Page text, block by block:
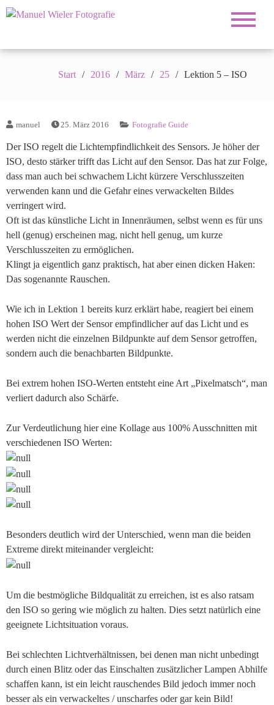
Fotografie
Fotograf für Hochzeiten, Familie, Portrait und
Start 2016 März 25 Lektion 5 – ISO
manuel 25. März 2016 Fotografie Guide
Der ISO regelt die Lichtempfindlichkeit des Sensors. Je höher der
ISO, desto stärker trifft das Licht auf den Sensor. Das hat zur Folge,
dass man auch bei schwachem Licht kürzere Verschlusszeiten
verwenden kann und die Gefahr eines verwackelten Bildes
verringert wird.
Oft ist das künstliche Licht in Innenräumen, selbst wenn es für uns
hell (genug) erscheinen mag, nicht hell genug, um kurze
Verschlusszeiten zu ermöglichen.
Klingt ja eigentlich ganz praktisch, hat aber einen dicken Haken:
Das sogenannte Rauschen.
Wie ich in Lektion 1 bereits kurz erklärt habe, reagiert bei einem
hohen ISO Wert der Sensor empfindlicher auf das Licht und es
werden nicht die einzelnen Bildpunkte auf dem Sensor getroffen,
sondern auch die benachbarten Bildpunkte.
Bei extrem hohen ISO-Werten entsteht eine Art „Pixelmatsch“, man
verliert dadurch also Schärfe.
Zur Verdeutlichung hier eine Kollage aus 100% Ausschnitten mit
verschiedenen ISO Werten:
Besonders deutlich wird der Unterschied, wenn man die beiden
Extreme direkt miteinander vergleicht:
Um die bestmögliche Bildqualität zu erreichen, ist es also ratsam
den ISO so gering wie möglich zu halten. Dies setzt natürlich eine
geeignete Lichtsituation voraus.
Bei schlechten Lichtverhältnissen, bei denen man nicht unbedingt
durch einen Blitz oder das Einschalten zusätzlicher Lampen Abhilfe
schaffen kann, ist ein leicht rauschendes Bild jedoch immer noch
besser als ein verwackeltes / unscharfes oder gar kein Bild!